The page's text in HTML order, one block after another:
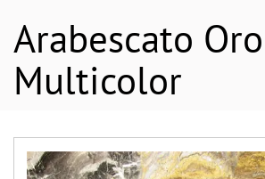
Arabescato
Multicolor